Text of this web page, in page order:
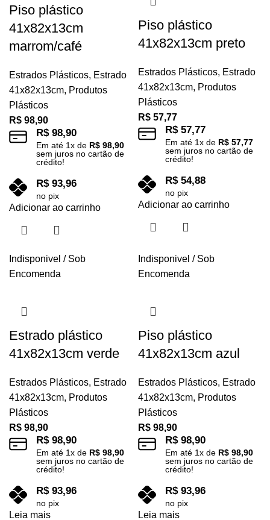
Piso plástico
41x82x13cm
marrom/café
Estrados Plásticos, Estrado
41x82x13cm, Produtos
Plásticos
R$ 98,90
R$98,90
Em até 1x de R$ 98,90
sem juros no cartão de
crédito!
R$93,96
no pix
Adicionar ao carrinho
Piso plástico
41x82x13cm preto
Estrados Plásticos, Estrado
41x82x13cm, Produtos
Plásticos
R$ 57,77
R$57,77
Em até 1x de R$ 57,77
sem juros no cartão de
crédito!
R$54,88
no pix
Adicionar ao carrinho
Indisponivel / Sob
Encomenda
Estrado plástico
41x82x13cm verde
Estrados Plásticos, Estrado
41x82x13cm, Produtos
Plásticos
R$ 98,90
R$98,90
Em até 1x de R$ 98,90
sem juros no cartão de
crédito!
R$93,96
no pix
Leia mais
Indisponivel / Sob
Encomenda
Piso plástico
41x82x13cm azul
Estrados Plásticos, Estrado
41x82x13cm, Produtos
Plásticos
R$ 98,90
R$98,90
Em até 1x de R$ 98,90
sem juros no cartão de
crédito!
R$93,96
no pix
Leia mais